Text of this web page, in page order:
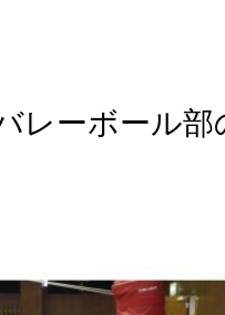
ーボール部